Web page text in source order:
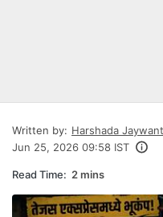
Written by: Harshada
Jun 25, 2026 09:58 IST
Read Time: 2 mins